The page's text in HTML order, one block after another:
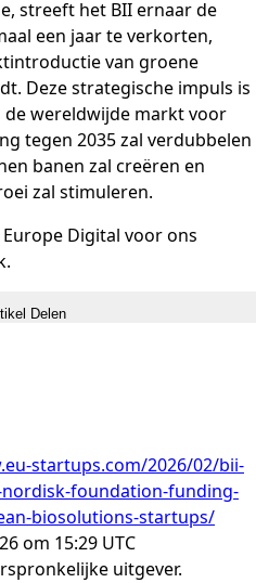
streeft het BII ernaar de
een jaar te verkorten,
van groene
Deze strategische impuls is
de wereldwijde markt voor
tegen 2035 zal verdubbelen
banen zal creëren en
zal stimuleren.
Digital voor ons
Delen
startups.com/2026/02/bii-
foundation-funding-
biosolutions-startups/
om 15:29 UTC
uitgever.